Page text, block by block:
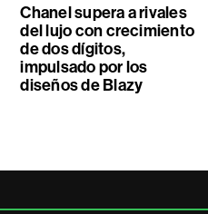
Chanel supera a rivales
del lujo con crecimiento
de dos dígitos,
impulsado por los
diseños de Blazy